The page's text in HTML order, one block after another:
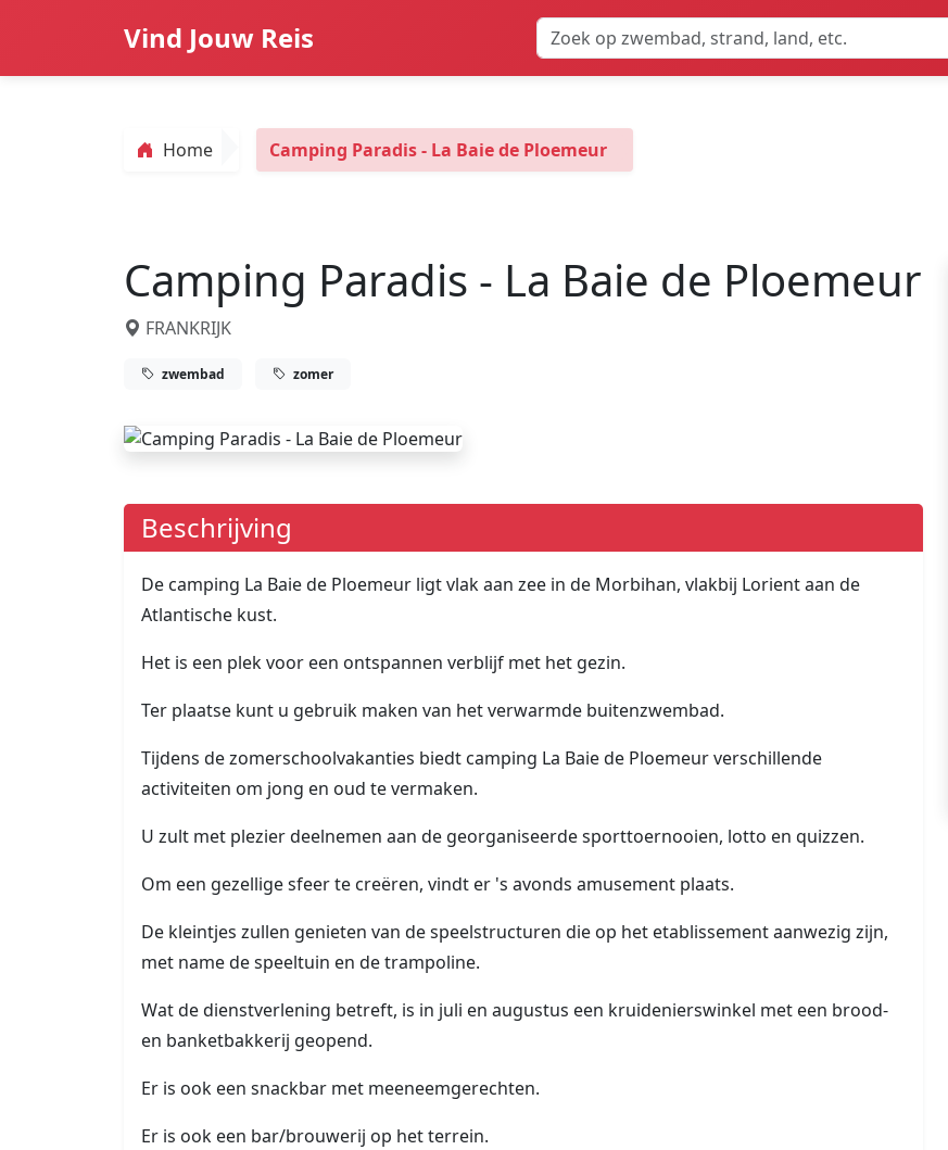
Vind Jouw Reis
Home Camping Paradis - La Baie de Ploemeur
Camping Paradis - La Baie de Ploemeur
FRANKRIJK
zwembad zomer
Beschrijving
De camping La Baie de Ploemeur ligt vlak aan zee in de Morbihan, vlakbij Lorient aan de
Atlantische kust.
Het is een plek voor een ontspannen verblijf met het gezin.
Ter plaatse kunt u gebruik maken van het verwarmde buitenzwembad.
Tijdens de zomerschoolvakanties biedt camping La Baie de Ploemeur verschillende
activiteiten om jong en oud te vermaken.
U zult met plezier deelnemen aan de georganiseerde sporttoernooien, lotto en quizzen.
Om een gezellige sfeer te creëren, vindt er 's avonds amusement plaats.
De kleintjes zullen genieten van de speelstructuren die op het etablissement aanwezig zijn,
met name de speeltuin en de trampoline.
Wat de dienstverlening betreft, is in juli en augustus een kruidenierswinkel met een brood-
en banketbakkerij geopend.
Er is ook een snackbar met meeneemgerechten.
Er is ook een bar/brouwerij op het terrein.